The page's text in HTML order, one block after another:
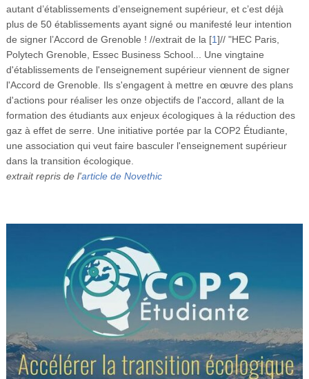
autant d’établissements d’enseignement supérieur, et c’est déjà
plus de 50 établissements ayant signé ou manifesté leur intention
de signer l’Accord de Grenoble ! //extrait de la [1]// "HEC Paris,
Polytech Grenoble, Essec Business School... Une vingtaine
d'établissements de l'enseignement supérieur viennent de signer
l'Accord de Grenoble. Ils s'engagent à mettre en œuvre des plans
d'actions pour réaliser les onze objectifs de l'accord, allant de la
formation des étudiants aux enjeux écologiques à la réduction des
gaz à effet de serre. Une initiative portée par la COP2 Étudiante,
une association qui veut faire basculer l'enseignement supérieur
dans la transition écologique.
extrait repris de l'article de Novethic